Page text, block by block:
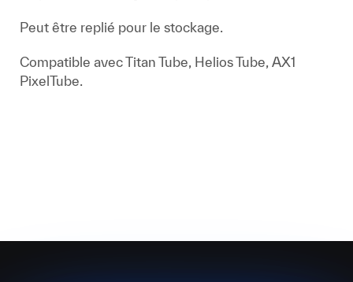
Peut être replié pour le stockage.
Compatible avec Titan Tube, Helios Tube, AX1
PixelTube.